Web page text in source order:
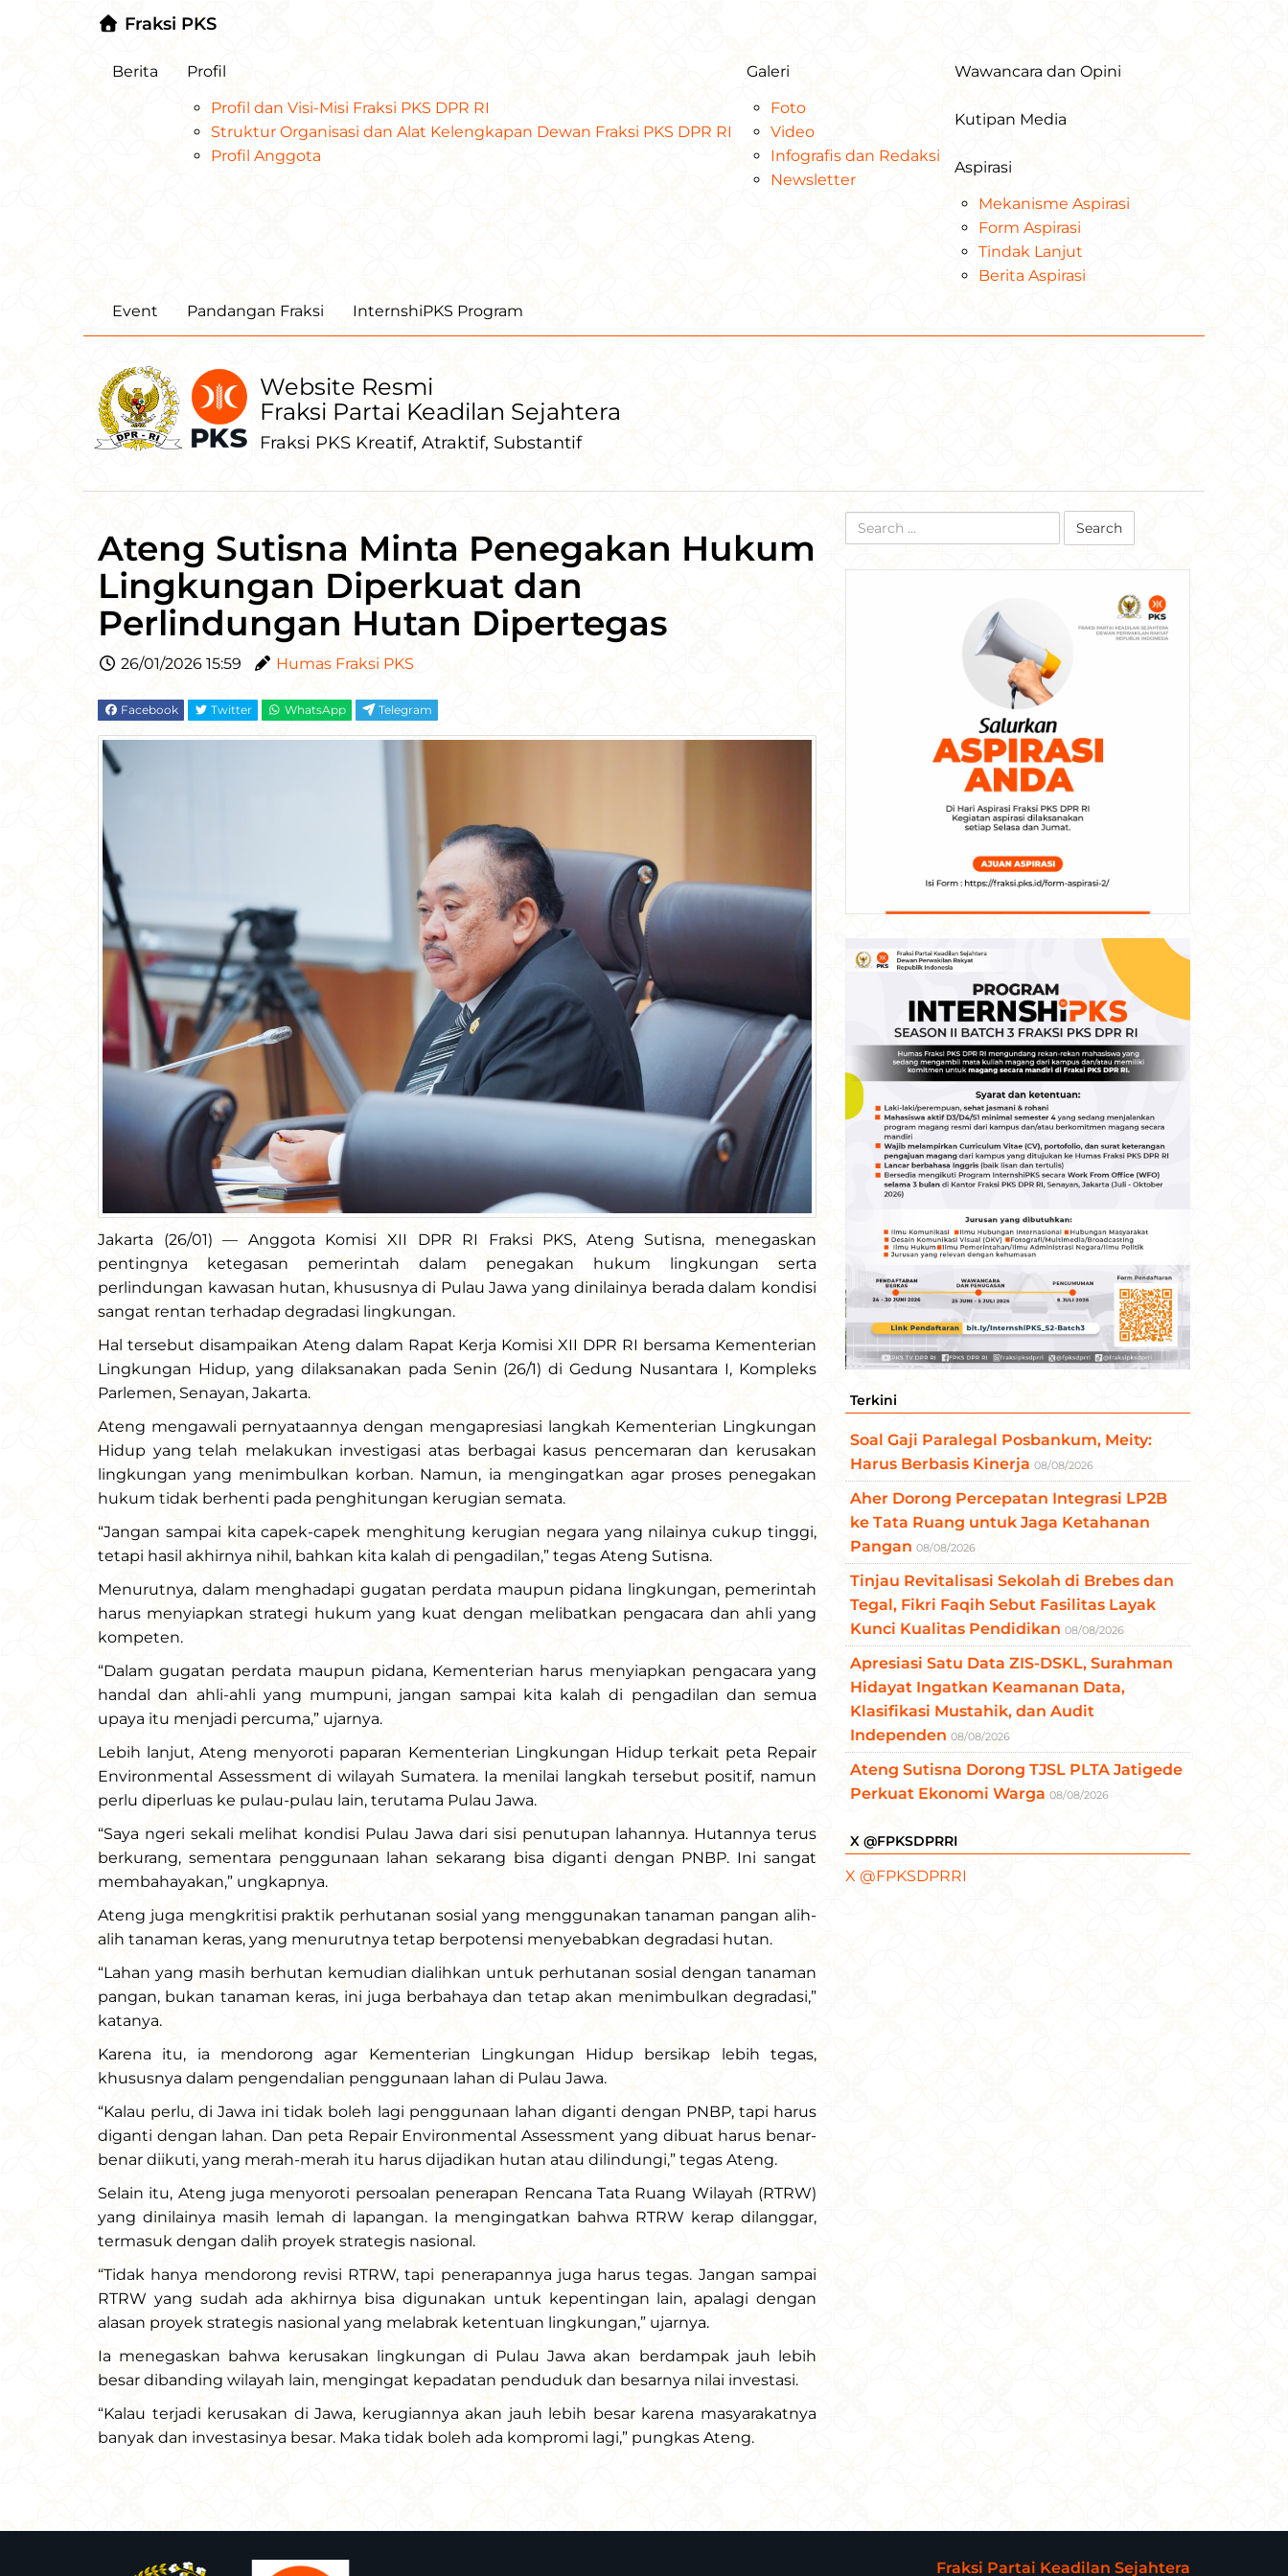
Fraksi PKS
Berita
Profil
Profil dan Visi-Misi Fraksi PKS DPR RI
Struktur Organisasi dan Alat Kelengkapan Dewan Fraksi PKS DPR RI
Profil Anggota
Galeri
Foto
Video
Infografis dan Redaksi
Newsletter
Wawancara dan Opini
Kutipan Media
Aspirasi
Mekanisme Aspirasi
Form Aspirasi
Tindak Lanjut
Berita Aspirasi
Event
Pandangan Fraksi InternshiPKS Program
Website Resmi
Fraksi Partai Keadilan Sejahtera
Fraksi PKS Kreatif, Atraktif, Substantif
Ateng Sutisna Minta Penegakan Hukum
Lingkungan Diperkuat dan
Perlindungan Hutan Dipertegas
26/01/2026 15:59 Humas Fraksi PKS
Facebook Twitter WhatsApp Telegram
Jakarta (26/01) — Anggota Komisi XII DPR RI Fraksi PKS, Ateng Sutisna, menegaskan
pentingnya ketegasan pemerintah dalam penegakan hukum lingkungan serta
perlindungan kawasan hutan, khususnya di Pulau Jawa yang dinilainya berada dalam kondisi
sangat rentan terhadap degradasi lingkungan.
Hal tersebut disampaikan Ateng dalam Rapat Kerja Komisi XII DPR RI bersama Kementerian
Lingkungan Hidup, yang dilaksanakan pada Senin (26/1) di Gedung Nusantara I, Kompleks
Parlemen, Senayan, Jakarta.
Ateng mengawali pernyataannya dengan mengapresiasi langkah Kementerian Lingkungan
Hidup yang telah melakukan investigasi atas berbagai kasus pencemaran dan kerusakan
lingkungan yang menimbulkan korban. Namun, ia mengingatkan agar proses penegakan
hukum tidak berhenti pada penghitungan kerugian semata.
“Jangan sampai kita capek-capek menghitung kerugian negara yang nilainya cukup tinggi,
tetapi hasil akhirnya nihil, bahkan kita kalah di pengadilan,” tegas Ateng Sutisna.
Menurutnya, dalam menghadapi gugatan perdata maupun pidana lingkungan, pemerintah
harus menyiapkan strategi hukum yang kuat dengan melibatkan pengacara dan ahli yang
kompeten.
“Dalam gugatan perdata maupun pidana, Kementerian harus menyiapkan pengacara yang
handal dan ahli-ahli yang mumpuni, jangan sampai kita kalah di pengadilan dan semua
upaya itu menjadi percuma,” ujarnya.
Lebih lanjut, Ateng menyoroti paparan Kementerian Lingkungan Hidup terkait peta Repair
Environmental Assessment di wilayah Sumatera. Ia menilai langkah tersebut positif, namun
perlu diperluas ke pulau-pulau lain, terutama Pulau Jawa.
“Saya ngeri sekali melihat kondisi Pulau Jawa dari sisi penutupan lahannya. Hutannya terus
berkurang, sementara penggunaan lahan sekarang bisa diganti dengan PNBP. Ini sangat
membahayakan,” ungkapnya.
Ateng juga mengkritisi praktik perhutanan sosial yang menggunakan tanaman pangan alih-
alih tanaman keras, yang menurutnya tetap berpotensi menyebabkan degradasi hutan.
“Lahan yang masih berhutan kemudian dialihkan untuk perhutanan sosial dengan tanaman
pangan, bukan tanaman keras, ini juga berbahaya dan tetap akan menimbulkan degradasi,”
katanya.
Karena itu, ia mendorong agar Kementerian Lingkungan Hidup bersikap lebih tegas,
khususnya dalam pengendalian penggunaan lahan di Pulau Jawa.
“Kalau perlu, di Jawa ini tidak boleh lagi penggunaan lahan diganti dengan PNBP, tapi harus
diganti dengan lahan. Dan peta Repair Environmental Assessment yang dibuat harus benar-
benar diikuti, yang merah-merah itu harus dijadikan hutan atau dilindungi,” tegas Ateng.
Selain itu, Ateng juga menyoroti persoalan penerapan Rencana Tata Ruang Wilayah (RTRW)
yang dinilainya masih lemah di lapangan. Ia mengingatkan bahwa RTRW kerap dilanggar,
termasuk dengan dalih proyek strategis nasional.
“Tidak hanya mendorong revisi RTRW, tapi penerapannya juga harus tegas. Jangan sampai
RTRW yang sudah ada akhirnya bisa digunakan untuk kepentingan lain, apalagi dengan
alasan proyek strategis nasional yang melabrak ketentuan lingkungan,” ujarnya.
Ia menegaskan bahwa kerusakan lingkungan di Pulau Jawa akan berdampak jauh lebih
besar dibanding wilayah lain, mengingat kepadatan penduduk dan besarnya nilai investasi.
“Kalau terjadi kerusakan di Jawa, kerugiannya akan jauh lebih besar karena masyarakatnya
banyak dan investasinya besar. Maka tidak boleh ada kompromi lagi,” pungkas Ateng.
Search
for:
Terkini
Soal Gaji Paralegal Posbankum, Meity:
Harus Berbasis Kinerja 08/08/2026
Aher Dorong Percepatan Integrasi LP2B
ke Tata Ruang untuk Jaga Ketahanan
Pangan 08/08/2026
Tinjau Revitalisasi Sekolah di Brebes dan
Tegal, Fikri Faqih Sebut Fasilitas Layak
Kunci Kualitas Pendidikan 08/08/2026
Apresiasi Satu Data ZIS-DSKL, Surahman
Hidayat Ingatkan Keamanan Data,
Klasifikasi Mustahik, dan Audit
Independen 08/08/2026
Ateng Sutisna Dorong TJSL PLTA Jatigede
Perkuat Ekonomi Warga 08/08/2026
X @FPKSDPRRI
X @FPKSDPRRI
Fraksi Partai Keadilan Sejahtera